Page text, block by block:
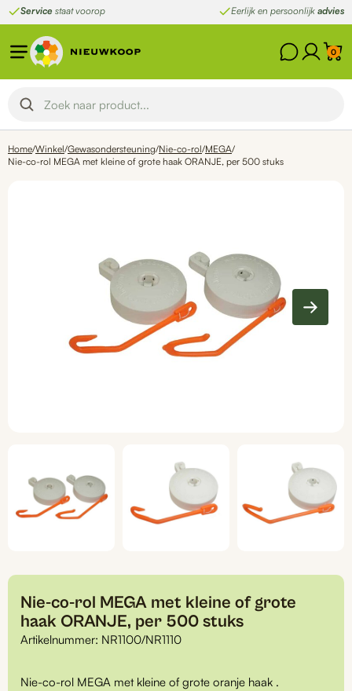
Ga
naar
de
inhoud
Service staat voorop Eerlijk en persoonlijk advies
0
Home/Winkel/Gewasondersteuning/Nie-co-rol/MEGA/
Nie-co-rol MEGA met kleine of grote haak ORANJE, per 500 stuks
Nie-co-rol MEGA met kleine of grote
haak ORANJE, per 500 stuks
Artikelnummer: NR1100/NR1110
Nie-co-rol MEGA met kleine of grote oranje haak .